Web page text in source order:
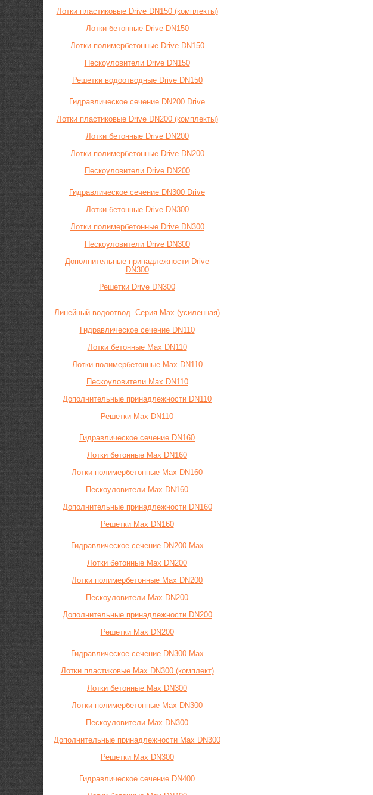
Лотки пластиковые Drive DN150 (комплекты)
Лотки бетонные Drive DN150
Лотки полимербетонные Drive DN150
Пескоуловители Drive DN150
Решетки водоотводные Drive DN150
Гидравлическое сечение DN200 Drive
Лотки пластиковые Drive DN200 (комплекты)
Лотки бетонные Drive DN200
Лотки полимербетонные Drive DN200
Пескоуловители Drive DN200
Гидравлическое сечение DN300 Drive
Лотки бетонные Drive DN300
Лотки полимербетонные Drive DN300
Пескоуловители Drive DN300
Дополнительные принадлежности Drive
DN300
Решетки Drive DN300
Линейный водоотвод. Серия Max (усиленная)
Гидравлическое сечение DN110
Лотки бетонные Max DN110
Лотки полимербетонные Max DN110
Пескоуловители Max DN110
Дополнительные принадлежности DN110
Решетки Max DN110
Гидравлическое сечение DN160
Лотки бетонные Max DN160
Лотки полимербетонные Max DN160
Пескоуловители Max DN160
Дополнительные принадлежности DN160
Решетки Max DN160
Гидравлическое сечение DN200 Max
Лотки бетонные Max DN200
Лотки полимербетонные Max DN200
Пескоуловители Max DN200
Дополнительные принадлежности DN200
Решетки Max DN200
Гидравлическое сечение DN300 Max
Лотки пластиковые Max DN300 (комплект)
Лотки бетонные Max DN300
Лотки полимербетонные Max DN300
Пескоуловители Max DN300
Дополнительные принадлежности Max DN300
Решетки Max DN300
Гидравлическое сечение DN400